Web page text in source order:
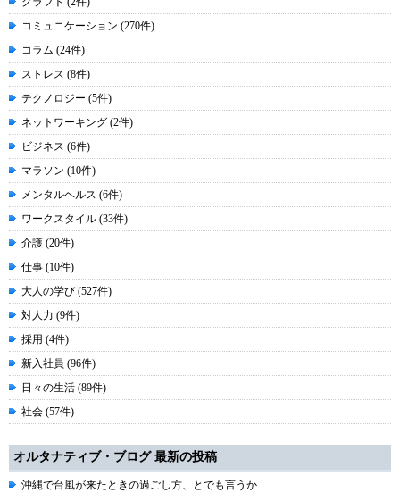
コミュニケーション (270件)
コラム (24件)
ストレス (8件)
テクノロジー (5件)
ネットワーキング (2件)
ビジネス (6件)
マラソン (10件)
メンタルヘルス (6件)
ワークスタイル (33件)
介護 (20件)
仕事 (10件)
大人の学び (527件)
対人力 (9件)
採用 (4件)
新入社員 (96件)
日々の生活 (89件)
社会 (57件)
オルタナティブ・ブログ 最新の投稿
沖縄で台風が来たときの過ごし方、とでも言うか